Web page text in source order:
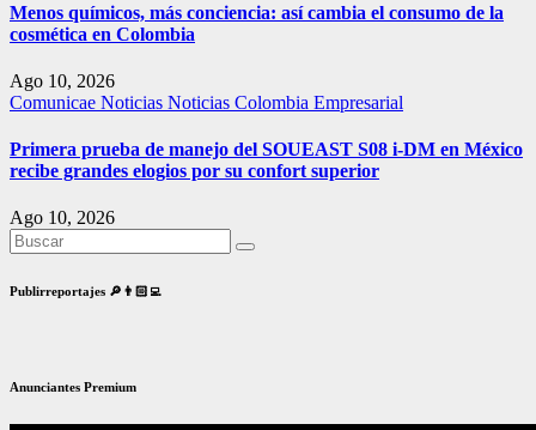
Menos químicos, más conciencia: así cambia el consumo de la
cosmética en Colombia
Ago 10, 2026
Comunicae Noticias Noticias Colombia Empresarial
Primera prueba de manejo del SOUEAST S08 i-DM en México
recibe grandes elogios por su confort superior
Ago 10, 2026
Publirreportajes 🔎👨🏻‍💻
Anunciantes Premium